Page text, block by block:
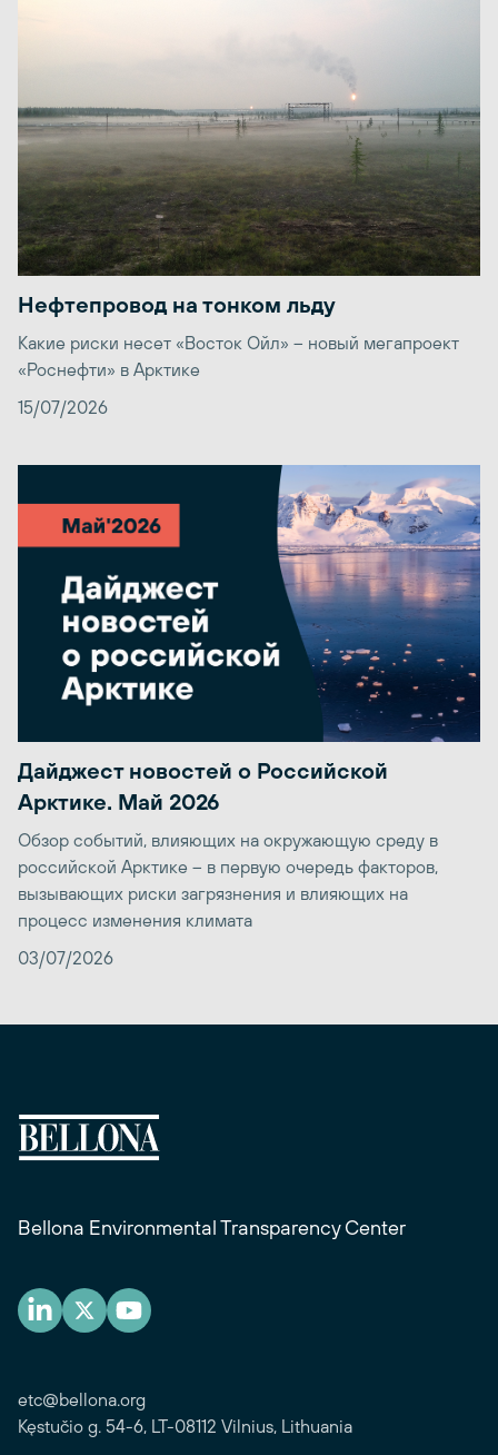
Нефтепровод на тонком льду
Какие риски несет «Восток Ойл» – новый мегапроект
«Роснефти» в Арктике
15/07/2026
Дайджест новостей о Российской
Арктике. Май 2026
Обзор событий, влияющих на окружающую среду в
российской Арктике – в первую очередь факторов,
вызывающих риски загрязнения и влияющих на
процесс изменения климата
03/07/2026
Bellona Environmental Transparency Center
etc@bellona.org
Kęstučio g. 54-6, LT-08112 Vilnius, Lithuania